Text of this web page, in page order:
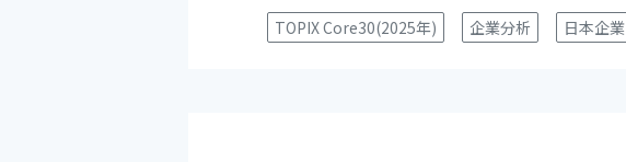
TOPIX Core30(2025年) 企業分析 日本企業